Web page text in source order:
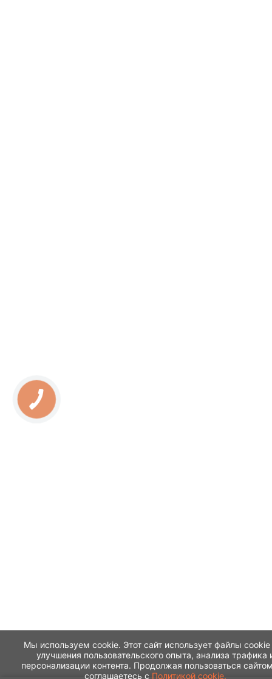
Мы используем cookie. Этот сайт использует файлы cookie
улучшения пользовательского опыта, анализа трафика
персонализации контента. Продолжая пользоваться
соглашаетесь с Политикой cookie.